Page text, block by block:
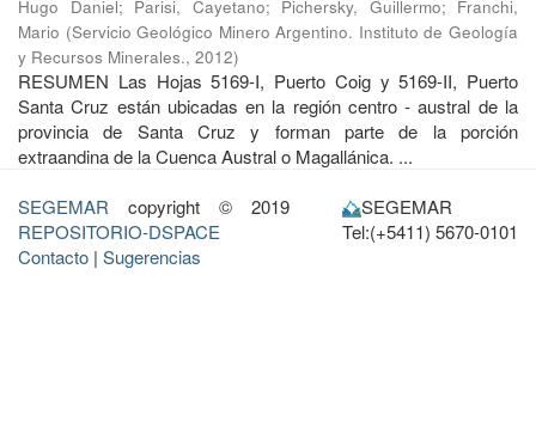
Hugo Daniel; Parisi, Cayetano; Pichersky, Guillermo; Franchi,
Mario (Servicio Geológico Minero Argentino. Instituto de Geología
y Recursos Minerales., 2012)
RESUMEN Las Hojas 5169-I, Puerto Coig y 5169-II, Puerto
Santa Cruz están ubicadas en la región centro - austral de la
provincia de Santa Cruz y forman parte de la porción
extraandina de la Cuenca Austral o Magallánica. ...
SEGEMAR copyright © 2019
REPOSITORIO-DSPACE
Contacto | Sugerencias
SEGEMAR
Tel:(+5411) 5670-0101